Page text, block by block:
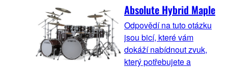
Absolute Hybrid Maple
Odpovědí na tuto otázku
jsou bicí, které vám
dokáží nabídnout zvuk,
který potřebujete a